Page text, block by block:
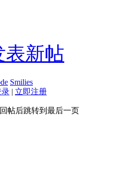
表新帖
Smilies
录 | 立即注册
回帖后跳转到最后一页